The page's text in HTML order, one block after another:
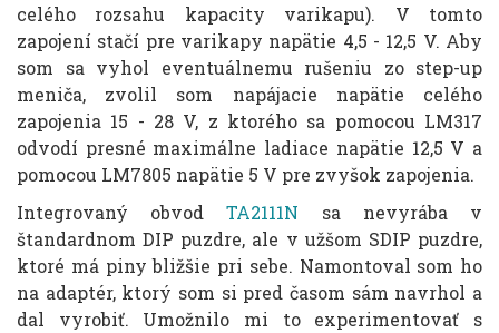
celého rozsahu kapacity varikapu). V tomto
zapojení stačí pre varikapy napätie 4,5 - 12,5 V. Aby
som sa vyhol eventuálnemu rušeniu zo step-up
meniča, zvolil som napájacie napätie celého
zapojenia 15 - 28 V, z ktorého sa pomocou LM317
odvodí presné maximálne ladiace napätie 12,5 V a
pomocou LM7805 napätie 5 V pre zvyšok zapojenia.
Integrovaný obvodTA2111N sa nevyrába v
štandardnom DIP puzdre, ale v užšom SDIP puzdre,
ktoré má piny bližšie pri sebe. Namontoval som ho
na adaptér, ktorý som si pred časom sám navrhol a
dal vyrobiť. Umožnilo mi to experimentovať s